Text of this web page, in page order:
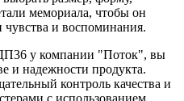
мемориала, чтобы он
и воспоминания.
у компании "Поток", вы
и надежности продукта.
контроль качества и
с использованием